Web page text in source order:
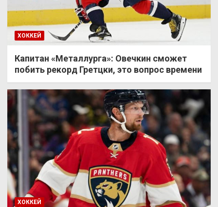
ХОККЕЙ
Капитан «Металлурга»: Овечкин сможет
побить рекорд Гретцки, это вопрос времени
ХОККЕЙ